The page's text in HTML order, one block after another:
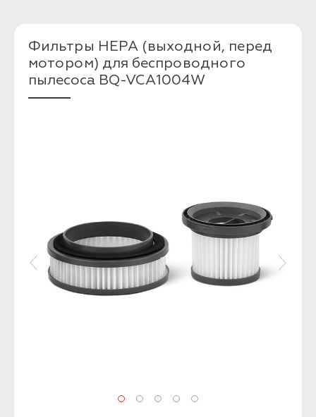
Фильтры HEPA (выходной, перед
мотором) для беспроводного
пылесоса BQ-VCA1004W